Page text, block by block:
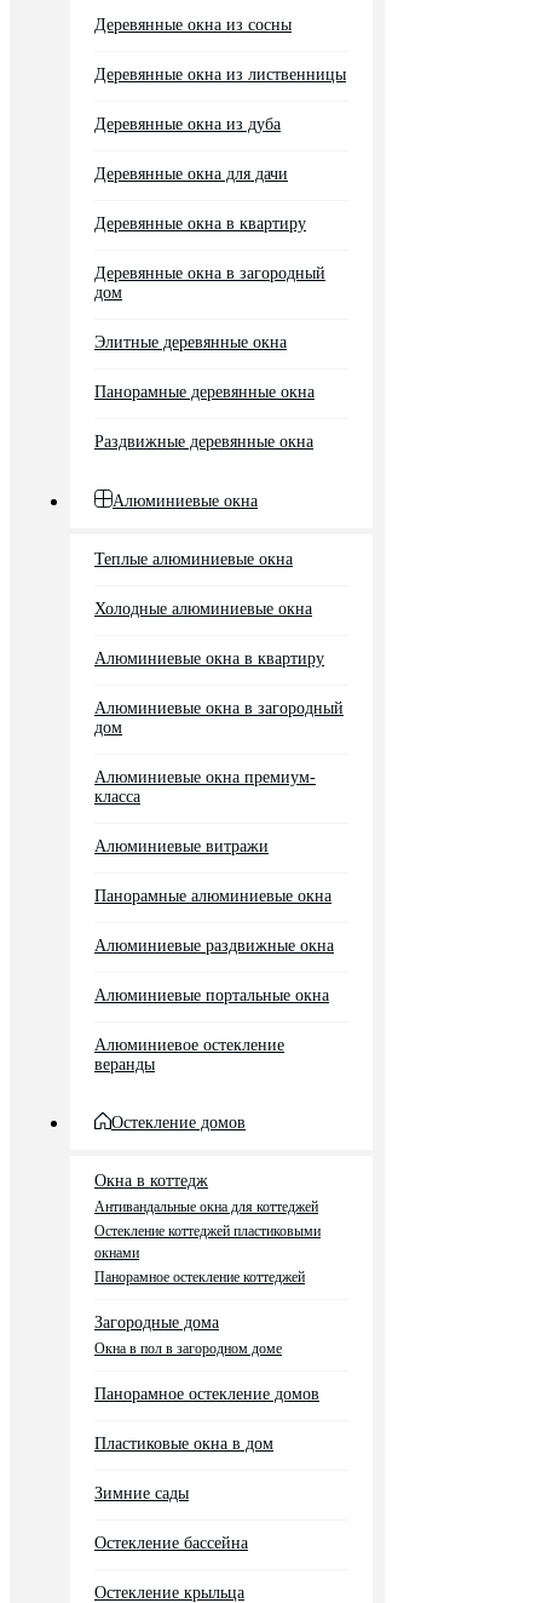
Деревянные окна из сосны
Деревянные окна из лиственницы
Деревянные окна из дуба
Деревянные окна для дачи
Деревянные окна в квартиру
Деревянные окна в загородный
дом
Элитные деревянные окна
Панорамные деревянные окна
Раздвижные деревянные окна
Алюминиевые окна
Теплые алюминиевые окна
Холодные алюминиевые окна
Алюминиевые окна в квартиру
Алюминиевые окна в загородный
дом
Алюминиевые окна премиум-
класса
Алюминиевые витражи
Панорамные алюминиевые окна
Алюминиевые раздвижные окна
Алюминиевые портальные окна
Алюминиевое остекление
веранды
Остекление домов
Окна в коттедж
Антивандальные окна для коттеджей
Остекление коттеджей пластиковыми
окнами
Панорамное остекление коттеджей
Загородные дома
Окна в пол в загородном доме
Панорамное остекление домов
Пластиковые окна в дом
Зимние сады
Остекление бассейна
Остекление крыльца